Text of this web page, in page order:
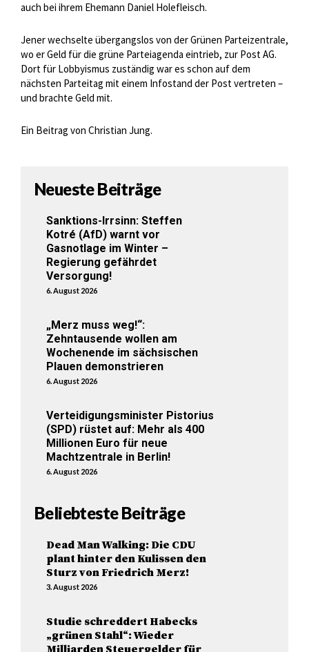
auch bei ihrem Ehemann Daniel Holefleisch.
Jener wechselte übergangslos von der Grünen Parteizentrale,
wo er Geld für die grüne Parteiagenda eintrieb, zur Post AG.
Dort für Lobbyismus zuständig war es schon auf dem
nächsten Parteitag mit einem Infostand der Post vertreten –
und brachte Geld mit.
Ein Beitrag von Christian Jung.
Neueste Beiträge
Sanktions-Irrsinn: Steffen
Kotré (AfD) warnt vor
Gasnotlage im Winter –
Regierung gefährdet
Versorgung!
6. August 2026
„Merz muss weg!“:
Zehntausende wollen am
Wochenende im sächsischen
Plauen demonstrieren
6. August 2026
Verteidigungsminister Pistorius
(SPD) rüstet auf: Mehr als 400
Millionen Euro für neue
Machtzentrale in Berlin!
6. August 2026
Beliebteste Beiträge
Dead Man Walking: Die CDU
plant hinter den Kulissen den
Sturz von Friedrich Merz!
3. August 2026
Studie schreddert Habecks
„grünen Stahl“: Wieder